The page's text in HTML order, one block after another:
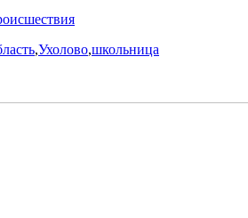
,Ухолово,школьница